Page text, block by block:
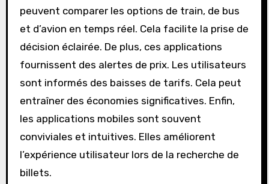
peuvent comparer les options de train, de bus
et d’avion en temps réel. Cela facilite la prise de
décision éclairée. De plus, ces applications
fournissent des alertes de prix. Les utilisateurs
sont informés des baisses de tarifs. Cela peut
entraîner des économies significatives. Enfin,
les applications mobiles sont souvent
conviviales et intuitives. Elles améliorent
l’expérience utilisateur lors de la recherche de
billets.